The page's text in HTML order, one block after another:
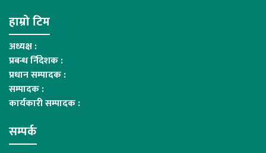
हाम्रो टिम
अध्यक्ष :
प्रबन्ध र्निदेशक :
प्रधान सम्पादक :
सम्पादक :
कार्यकारी सम्पादक :
सम्पर्क